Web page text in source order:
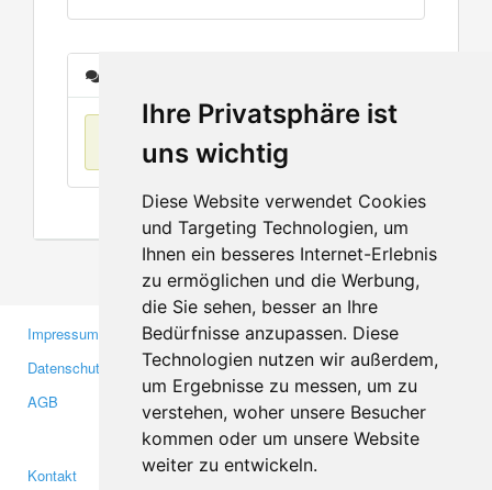
Ihre Privatsphäre ist
uns wichtig
Diese Website verwendet Cookies
und Targeting Technologien, um
Ihnen ein besseres Internet-Erlebnis
zu ermöglichen und die Werbung,
die Sie sehen, besser an Ihre
Bedürfnisse anzupassen. Diese
Technologien nutzen wir außerdem,
um Ergebnisse zu messen, um zu
verstehen, woher unsere Besucher
kommen oder um unsere Website
weiter zu entwickeln.
Keine Einträge
Impressum
Datenschutzerklärung
AGB
Gewerbetreibende
Investoren
Medien
Kontakt
Facebook